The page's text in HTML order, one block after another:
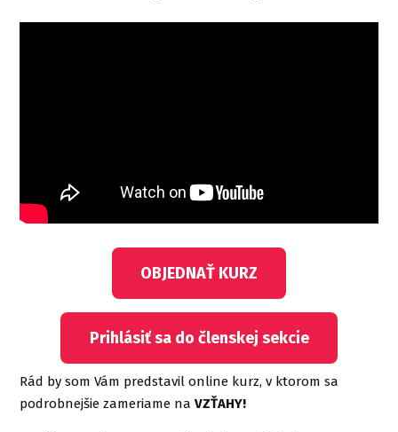
OBJEDNAŤ KURZ
Prihlásiť sa do členskej sekcie
Rád by som Vám predstavil online kurz, v ktorom sa
podrobnejšie zameriame naVZŤAHY!